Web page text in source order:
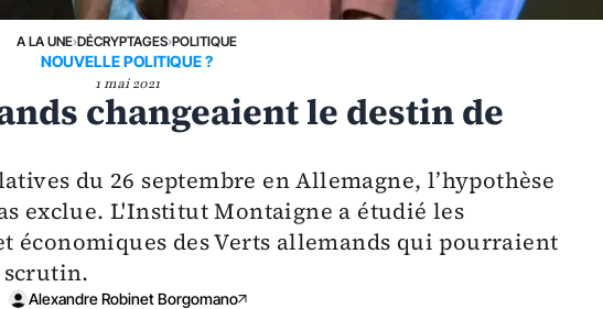
A LA UNE›DÉCRYPTAGES›POLITIQUE
NOUVELLE POLITIQUE ?
1 mai 2021
changeaient le destin de
du 26 septembre en Allemagne, l’hypothèse
exclue. L'Institut Montaigne a étudié les
économiques des Verts allemands qui pourraient
Alexandre Robinet Borgomano